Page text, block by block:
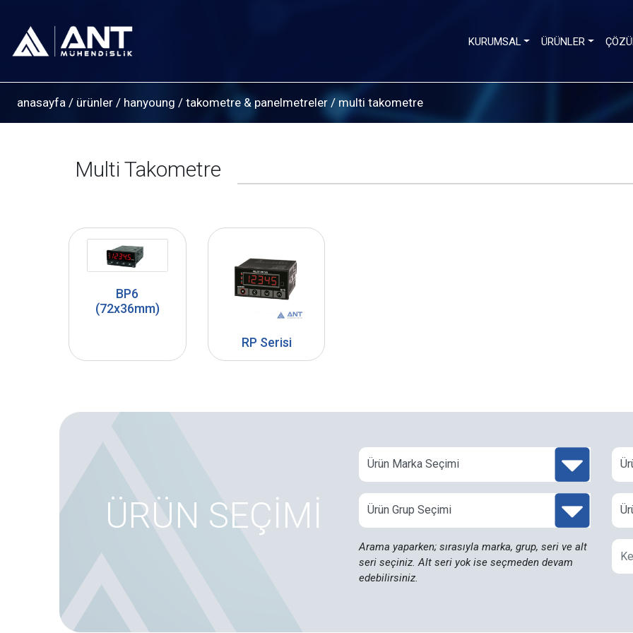
KURUMSAL ÜRÜNLER
anasayfa / ürünler / hanyoung / takometre & panelmetreler / multi takometre
Multi Takometre
BP6
(72x36mm)
RP Serisi
ÜRÜN SEÇİMİ
Arama yaparken; sırasıyla marka, grup, seri ve alt
seri seçiniz. Alt seri yok ise seçmeden devam
edebilirsiniz.